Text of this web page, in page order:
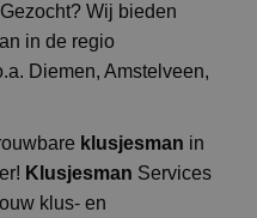
Gezocht? Wij bieden
in de regio
Diemen, Amstelveen,
klusjesman in
Klusjesman Services
klus- en